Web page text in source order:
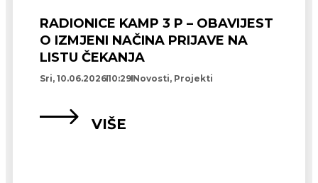
RADIONICE KAMP 3 P – OBAVIJEST
O IZMJENI NAČINA PRIJAVE NA
LISTU ČEKANJA
Sri, 10.06.202610:29 Novosti, Projekti
VIŠE